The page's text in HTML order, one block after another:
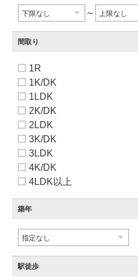
～
間取り
1R
1K/DK
1LDK
2K/DK
2LDK
3K/DK
3LDK
4K/DK
4LDK以上
築年
駅徒歩